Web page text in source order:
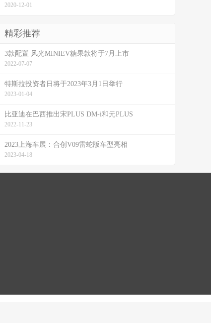
2020-12-01
精彩推荐
3款配置 风光MINIEV糖果款将于7月上市
2022-07-07
特斯拉投资者日将于2023年3月1日举行
2023-01-04
比亚迪在巴西推出宋PLUS DM-i和元PLUS
2022-11-23
2023上海车展：合创V09雷蛇版车型亮相
2023-04-18